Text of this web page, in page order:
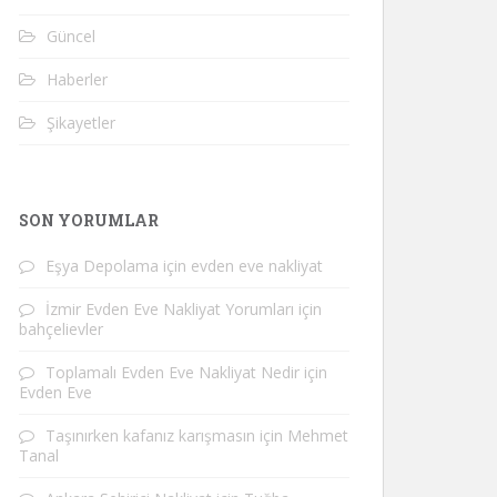
Güncel
Haberler
Şikayetler
SON YORUMLAR
Eşya Depolama için evden eve nakliyat
İzmir Evden Eve Nakliyat Yorumları için
bahçelievler
Toplamalı Evden Eve Nakliyat Nedir için
Evden Eve
Taşınırken kafanız karışmasın için Mehmet
Tanal